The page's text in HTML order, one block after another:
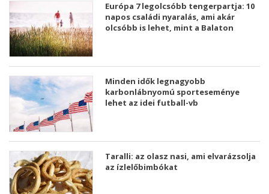
Európa 7 legolcsóbb tengerpartja: 10
napos családi nyaralás, ami akár
olcsóbb is lehet, mint a Balaton
Minden idők legnagyobb
karbonlábnyomú sporteseménye
lehet az idei futball-vb
Taralli: az olasz nasi, ami elvarázsolja
az ízlelőbimbókat